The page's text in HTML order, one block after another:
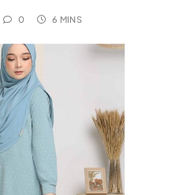
0 6 MINS